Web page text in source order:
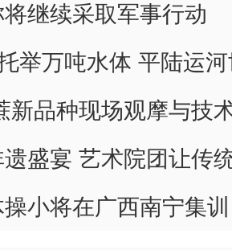
继续采取军事行动
举万吨水体 平陆运
新品种现场观摩与技
盛宴 艺术院团让传
小将在广西南宁集训